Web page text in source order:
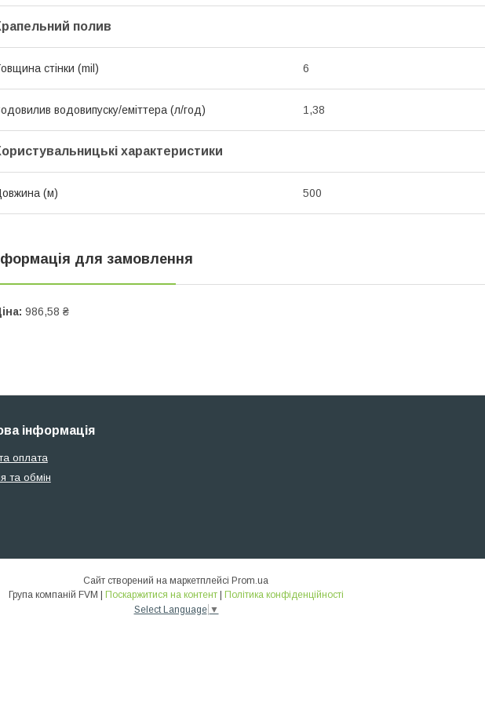
полив
стінки (mil) 6
водовипуску/еміттера (л/год) 1,38
характеристики
(м) 500
для замовлення
986,58 ₴
інформація
оплата
та обмін
Сайт створений на маркетплейсі Prom.ua
Група компаній FVM | Поскаржитися на контент | Політика конфіденційності
Select Language ▼